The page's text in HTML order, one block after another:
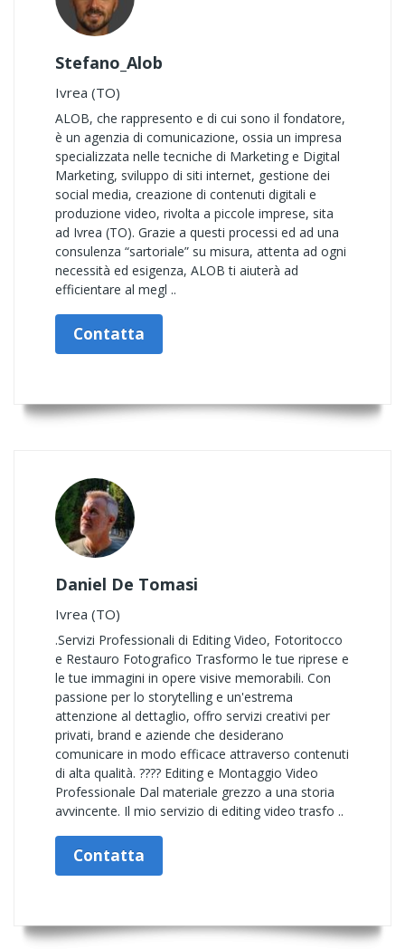
Stefano_Alob
Ivrea (TO)
ALOB, che rappresento e di cui sono il fondatore,
è un agenzia di comunicazione, ossia un impresa
specializzata nelle tecniche di Marketing e Digital
Marketing, sviluppo di siti internet, gestione dei
social media, creazione di contenuti digitali e
produzione video, rivolta a piccole imprese, sita
ad Ivrea (TO). Grazie a questi processi ed ad una
consulenza “sartoriale” su misura, attenta ad ogni
necessità ed esigenza, ALOB ti aiuterà ad
efficientare al megl ..
Contatta
Daniel De Tomasi
Ivrea (TO)
.Servizi Professionali di Editing Video, Fotoritocco
e Restauro Fotografico Trasformo le tue riprese e
le tue immagini in opere visive memorabili. Con
passione per lo storytelling e un'estrema
attenzione al dettaglio, offro servizi creativi per
privati, brand e aziende che desiderano
comunicare in modo efficace attraverso contenuti
di alta qualità. ???? Editing e Montaggio Video
Professionale Dal materiale grezzo a una storia
avvincente. Il mio servizio di editing video trasfo ..
Contatta